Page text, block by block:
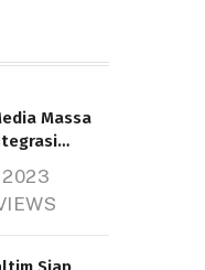
Massa